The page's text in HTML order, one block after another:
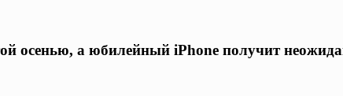
осенью, а юбилейный iPhone получит